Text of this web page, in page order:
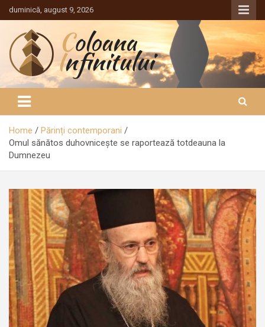
Sari
la
conținut
duminică, august 9, 2026
Coloana Infinitului
Home
Părinți contemporani
Omul sănătos duhovniceşte se raportează totdeauna la
Dumnezeu